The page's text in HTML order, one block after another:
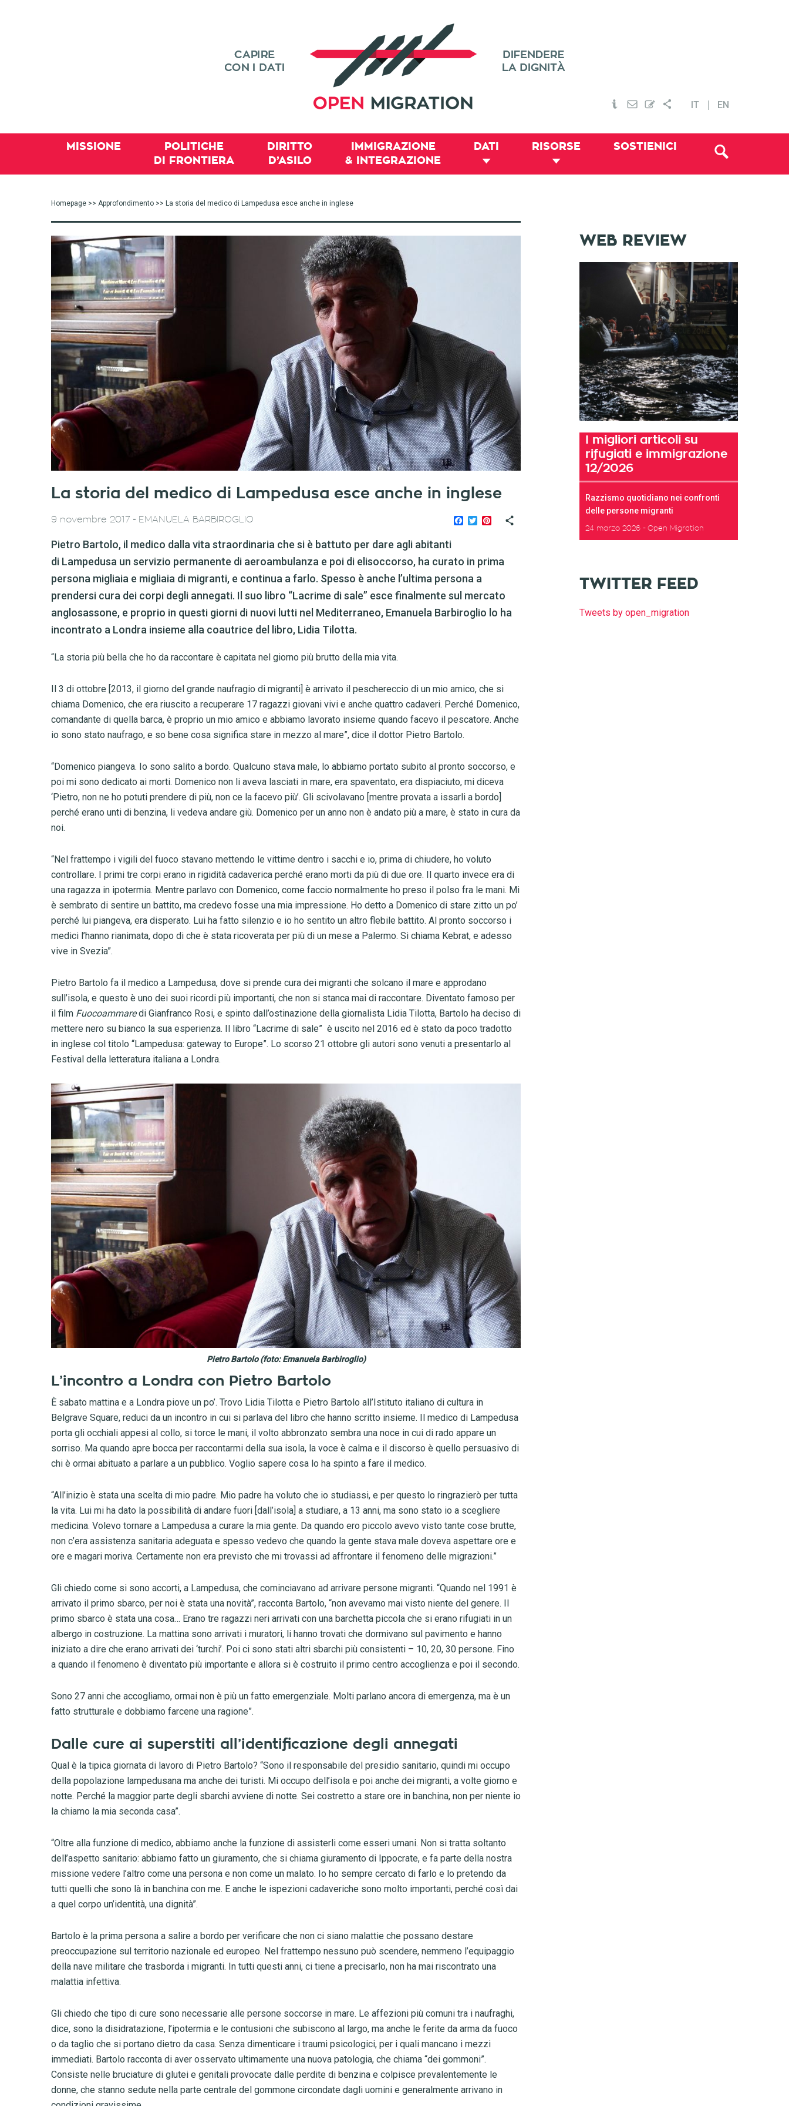
IT EN
MISSIONE
POLITICHE
DI FRONTIERA
DIRITTO
D’ASILO
IMMIGRAZIONE
& INTEGRAZIONE
DATI RISORSE SOSTIENICI
Homepage >> Approfondimento >> La storia del medico di Lampedusa esce anche in inglese
La storia del medico di Lampedusa esce anche in inglese
Facebook
TwitterPinterest
9 novembre 2017 - EMANUELA BARBIROGLIO
Pietro Bartolo, il medico dalla vita straordinaria che si è battuto per dare agli abitanti
di Lampedusa un servizio permanente di aeroambulanza e poi di elisoccorso, ha curato in prima
persona migliaia e migliaia di migranti, e continua a farlo. Spesso è anche l’ultima persona a
prendersi cura dei corpi degli annegati. Il suo libro “Lacrime di sale” esce finalmente sul mercato
anglosassone, e proprio in questi giorni di nuovi lutti nel Mediterraneo, Emanuela Barbiroglio lo ha
incontrato a Londra insieme alla coautrice del libro, Lidia Tilotta.
“La storia più bella che ho da raccontare è capitata nel giorno più brutto della mia vita.
Il 3 di ottobre [2013, il giorno del grande naufragio di migranti] è arrivato il peschereccio di un mio amico, che si
chiama Domenico, che era riuscito a recuperare 17 ragazzi giovani vivi e anche quattro cadaveri. Perché Domenico,
comandante di quella barca, è proprio un mio amico e abbiamo lavorato insieme quando facevo il pescatore. Anche
io sono stato naufrago, e so bene cosa significa stare in mezzo al mare”, dice il dottor Pietro Bartolo.
“Domenico piangeva. Io sono salito a bordo. Qualcuno stava male, lo abbiamo portato subito al pronto soccorso, e
poi mi sono dedicato ai morti. Domenico non li aveva lasciati in mare, era spaventato, era dispiaciuto, mi diceva
‘Pietro, non ne ho potuti prendere di più, non ce la facevo più’. Gli scivolavano [mentre provata a issarli a bordo]
perché erano unti di benzina, li vedeva andare giù. Domenico per un anno non è andato più a mare, è stato in cura da
noi.
“Nel frattempo i vigili del fuoco stavano mettendo le vittime dentro i sacchi e io, prima di chiudere, ho voluto
controllare. I primi tre corpi erano in rigidità cadaverica perché erano morti da più di due ore. Il quarto invece era di
una ragazza in ipotermia. Mentre parlavo con Domenico, come faccio normalmente ho preso il polso fra le mani. Mi
è sembrato di sentire un battito, ma credevo fosse una mia impressione. Ho detto a Domenico di stare zitto un po’
perché lui piangeva, era disperato. Lui ha fatto silenzio e io ho sentito un altro flebile battito. Al pronto soccorso i
medici l’hanno rianimata, dopo di che è stata ricoverata per più di un mese a Palermo. Si chiama Kebrat, e adesso
vive in Svezia”.
Pietro Bartolo fa il medico a Lampedusa, dove si prende cura dei migranti che solcano il mare e approdano
sull’isola, e questo è uno dei suoi ricordi più importanti, che non si stanca mai di raccontare. Diventato famoso per
il film Fuocoammaredi Gianfranco Rosi, e spinto dall’ostinazione della giornalista Lidia Tilotta, Bartolo ha deciso di
mettere nero su bianco la sua esperienza. Il libro “Lacrime di sale” è uscito nel 2016 ed è stato da poco tradotto
in inglese col titolo “Lampedusa: gateway to Europe”. Lo scorso 21 ottobre gli autori sono venuti a presentarlo al
Festival della letteratura italiana a Londra.
Pietro Bartolo (foto: Emanuela Barbiroglio)
L’incontro a Londra con Pietro Bartolo
È sabato mattina e a Londra piove un po’. Trovo Lidia Tilotta e Pietro Bartolo all’Istituto italiano di cultura in
Belgrave Square, reduci da un incontro in cui si parlava del libro che hanno scritto insieme. Il medico di Lampedusa
porta gli occhiali appesi al collo, si torce le mani, il volto abbronzato sembra una noce in cui di rado appare un
sorriso. Ma quando apre bocca per raccontarmi della sua isola, la voce è calma e il discorso è quello persuasivo di
chi è ormai abituato a parlare a un pubblico. Voglio sapere cosa lo ha spinto a fare il medico.
“All’inizio è stata una scelta di mio padre. Mio padre ha voluto che io studiassi, e per questo lo ringrazierò per tutta
la vita. Lui mi ha dato la possibilità di andare fuori [dall’isola] a studiare, a 13 anni, ma sono stato io a scegliere
medicina. Volevo tornare a Lampedusa a curare la mia gente. Da quando ero piccolo avevo visto tante cose brutte,
non c’era assistenza sanitaria adeguata e spesso vedevo che quando la gente stava male doveva aspettare ore e
ore e magari moriva. Certamente non era previsto che mi trovassi ad affrontare il fenomeno delle migrazioni.”
Gli chiedo come si sono accorti, a Lampedusa, che cominciavano ad arrivare persone migranti. “Quando nel 1991 è
arrivato il primo sbarco, per noi è stata una novità”, racconta Bartolo, “non avevamo mai visto niente del genere. Il
primo sbarco è stata una cosa… Erano tre ragazzi neri arrivati con una barchetta piccola che si erano rifugiati in un
albergo in costruzione. La mattina sono arrivati i muratori, li hanno trovati che dormivano sul pavimento e hanno
iniziato a dire che erano arrivati dei ‘turchi’. Poi ci sono stati altri sbarchi più consistenti – 10, 20, 30 persone. Fino
a quando il fenomeno è diventato più importante e allora si è costruito il primo centro accoglienza e poi il secondo.
Sono 27 anni che accogliamo, ormai non è più un fatto emergenziale. Molti parlano ancora di emergenza, ma è un
fatto strutturale e dobbiamo farcene una ragione”.
Dalle cure ai superstiti all’identificazione degli annegati
Qual è la tipica giornata di lavoro di Pietro Bartolo? “Sono il responsabile del presidio sanitario, quindi mi occupo
della popolazione lampedusana ma anche dei turisti. Mi occupo dell’isola e poi anche dei migranti, a volte giorno e
notte. Perché la maggior parte degli sbarchi avviene di notte. Sei costretto a stare ore in banchina, non per niente io
la chiamo la mia seconda casa”.
“Oltre alla funzione di medico, abbiamo anche la funzione di assisterli come esseri umani. Non si tratta soltanto
dell’aspetto sanitario: abbiamo fatto un giuramento, che si chiama giuramento di Ippocrate, e fa parte della nostra
missione vedere l’altro come una persona e non come un malato. Io ho sempre cercato di farlo e lo pretendo da
tutti quelli che sono là in banchina con me. E anche le ispezioni cadaveriche sono molto importanti, perché così dai
a quel corpo un’identità, una dignità”.
Bartolo è la prima persona a salire a bordo per verificare che non ci siano malattie che possano destare
preoccupazione sul territorio nazionale ed europeo. Nel frattempo nessuno può scendere, nemmeno l’equipaggio
della nave militare che trasborda i migranti. In tutti questi anni, ci tiene a precisarlo, non ha mai riscontrato una
malattia infettiva.
Gli chiedo che tipo di cure sono necessarie alle persone soccorse in mare. Le affezioni più comuni tra i naufraghi,
dice, sono la disidratazione, l’ipotermia e le contusioni che subiscono al largo, ma anche le ferite da arma da fuoco
o da taglio che si portano dietro da casa. Senza dimenticare i traumi psicologici, per i quali mancano i mezzi
immediati. Bartolo racconta di aver osservato ultimamente una nuova patologia, che chiama “dei gommoni”.
Consiste nelle bruciature di glutei e genitali provocate dalle perdite di benzina e colpisce prevalentemente le
donne, che stanno sedute nella parte centrale del gommone circondate dagli uomini e generalmente arrivano in
WEB REVIEW
I migliori articoli su
rifugiati e immigrazione
12/2026
Razzismo quotidiano nei confronti
delle persone migranti
24 marzo 2026 Open Migration
TWITTER FEED
Tweets by open_migration